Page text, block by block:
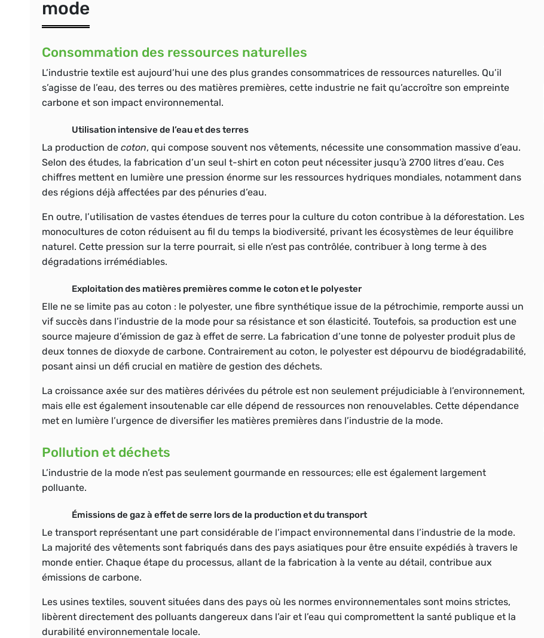
mode
Consommation des ressources naturelles
L’industrie textile est aujourd’hui une des plus grandes consommatrices de ressources naturelles. Qu’il
s’agisse de l’eau, des terres ou des matières premières, cette industrie ne fait qu’accroître son empreinte
carbone et son impact environnemental.
Utilisation intensive de l’eau et des terres
La production de coton, qui compose souvent nos vêtements, nécessite une consommation massive d’eau.
Selon des études, la fabrication d’un seul t-shirt en coton peut nécessiter jusqu’à 2700 litres d’eau. Ces
chiffres mettent en lumière une pression énorme sur les ressources hydriques mondiales, notamment dans
des régions déjà affectées par des pénuries d’eau.
En outre, l’utilisation de vastes étendues de terres pour la culture du coton contribue à la déforestation. Les
monocultures de coton réduisent au fil du temps la biodiversité, privant les écosystèmes de leur équilibre
naturel. Cette pression sur la terre pourrait, si elle n’est pas contrôlée, contribuer à long terme à des
dégradations irrémédiables.
Exploitation des matières premières comme le coton et le polyester
Elle ne se limite pas au coton : le polyester, une fibre synthétique issue de la pétrochimie, remporte aussi un
vif succès dans l’industrie de la mode pour sa résistance et son élasticité. Toutefois, sa production est une
source majeure d’émission de gaz à effet de serre. La fabrication d’une tonne de polyester produit plus de
deux tonnes de dioxyde de carbone. Contrairement au coton, le polyester est dépourvu de biodégradabilité,
posant ainsi un défi crucial en matière de gestion des déchets.
La croissance axée sur des matières dérivées du pétrole est non seulement préjudiciable à l’environnement,
mais elle est également insoutenable car elle dépend de ressources non renouvelables. Cette dépendance
met en lumière l’urgence de diversifier les matières premières dans l’industrie de la mode.
Pollution et déchets
L’industrie de la mode n’est pas seulement gourmande en ressources; elle est également largement
polluante.
Émissions de gaz à effet de serre lors de la production et du transport
Le transport représentant une part considérable de l’impact environnemental dans l’industrie de la mode.
La majorité des vêtements sont fabriqués dans des pays asiatiques pour être ensuite expédiés à travers le
monde entier. Chaque étape du processus, allant de la fabrication à la vente au détail, contribue aux
émissions de carbone.
Les usines textiles, souvent situées dans des pays où les normes environnementales sont moins strictes,
libèrent directement des polluants dangereux dans l’air et l’eau qui compromettent la santé publique et la
durabilité environnementale locale.